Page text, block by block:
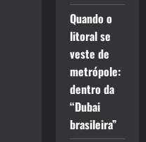
Quando o
litoral se
veste de
metrópole:
dentro da
“Dubai
brasileira”